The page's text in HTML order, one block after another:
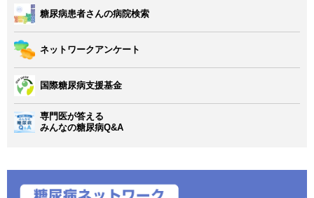
糖尿病患者さんの病院検索
ネットワークアンケート
国際糖尿病支援基金
専門医が答える
みんなの糖尿病Q&A